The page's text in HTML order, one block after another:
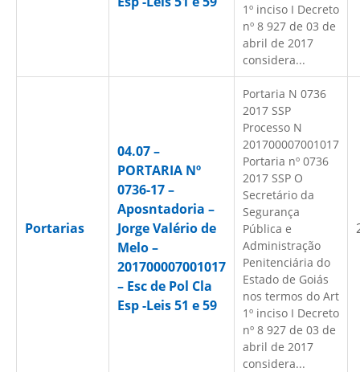
1º inciso I Decreto
nº 8 927 de 03 de
abril de 2017
considera...
Portarias
04.07 –
PORTARIA Nº
0736-17 –
Aposntadoria –
Jorge Valério de
Melo –
201700007001017
– Esc de Pol Cla
Esp -Leis 51 e 59
Portaria N 0736
2017 SSP
Processo N
201700007001017
Portaria nº 0736
2017 SSP O
Secretário da
Segurança
Pública e
Administração
Penitenciária do
Estado de Goiás
nos termos do Art
1º inciso I Decreto
nº 8 927 de 03 de
abril de 2017
considera...